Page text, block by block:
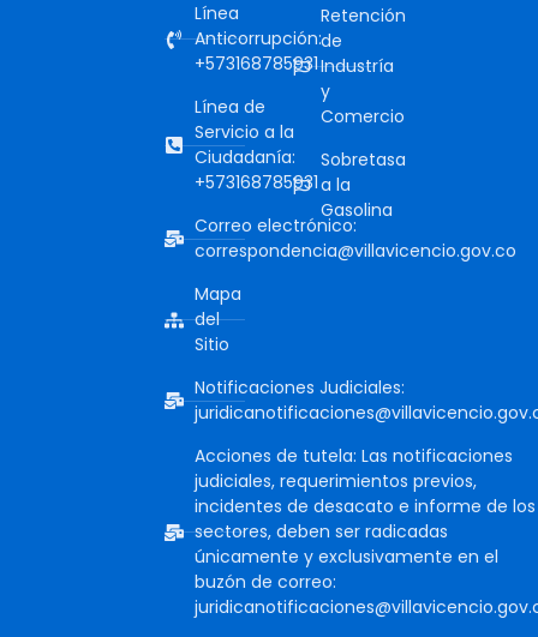
Línea
Anticorrupción:
+573168785931
Línea de
Servicio a la
Ciudadanía:
+573168785931
Correo electrónico:
correspondencia@villavicencio.gov.co
Mapa
del
Sitio
Notificaciones Judiciales:
Acciones de tutela: Las notificaciones
judiciales, requerimientos previos,
incidentes de desacato e informe de los
sectores, deben ser radicadas
únicamente y exclusivamente en el
buzón de correo:
Retención
de
Industría
y
Comercio
Sobretasa
a la
Gasolina